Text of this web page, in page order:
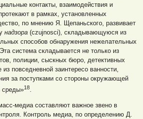
контакты, взаимодействия и
в рамках, установленных
по мнению Я. Щепаньского, развивает
надзора (czujnosci), складывающуюся из
способов обнаружения нежелательных
система складывается не только из
полиции, сыскных бюро, детективных
из повседневной заинтересо ванности,
за поступками со стороны окружающей
среды»18.
медиа составляют важное звено в
Контроль медиа, по определению Д.